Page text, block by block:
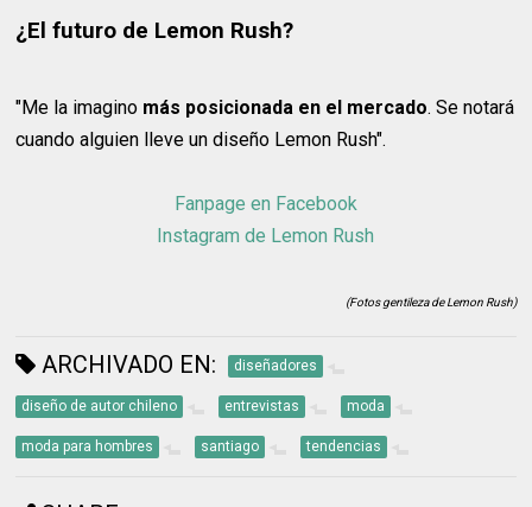
¿El futuro de Lemon Rush?
"Me la imagino más posicionada en el mercado. Se notará
cuando alguien lleve un diseño Lemon Rush".
Fanpage en Facebook
Instagram de Lemon Rush
(Fotos gentileza de Lemon Rush)
ARCHIVADO EN: diseñadores
diseño de autor chileno entrevistas moda
moda para hombres santiago tendencias